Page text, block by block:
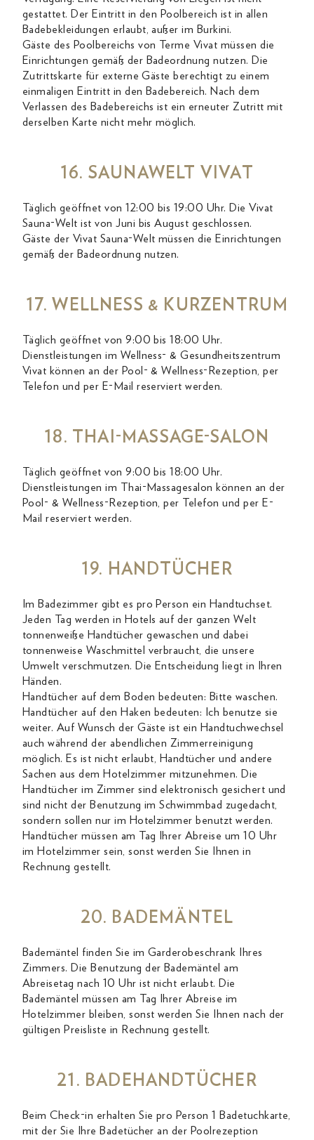
gestattet. Der Eintritt in den Poolbereich ist in allen
Badebekleidungen erlaubt, außer im Burkini.
Gäste des Poolbereichs von Terme Vivat müssen die
Einrichtungen gemäß der Badeordnung nutzen. Die
Zutrittskarte für externe Gäste berechtigt zu einem
einmaligen Eintritt in den Badebereich. Nach dem
Verlassen des Badebereichs ist ein erneuter Zutritt mit
derselben Karte nicht mehr möglich.
16. SAUNAWELT VIVAT
Täglich geöffnet von 12:00 bis 19:00 Uhr. Die Vivat
Sauna-Welt ist von Juni bis August geschlossen.
Gäste der Vivat Sauna-Welt müssen die Einrichtungen
gemäß der Badeordnung nutzen.
17. WELLNESS & KURZENTRUM
Täglich geöffnet von 9:00 bis 18:00 Uhr.
Dienstleistungen im Wellness- & Gesundheitszentrum
Vivat können an der Pool- & Wellness-Rezeption, per
Telefon und per E-Mail reserviert werden.
18. THAI-MASSAGE-SALON
Täglich geöffnet von 9:00 bis 18:00 Uhr.
Dienstleistungen im Thai-Massagesalon können an der
Pool- & Wellness-Rezeption, per Telefon und per E-
Mail reserviert werden.
19. HANDTÜCHER
Im Badezimmer gibt es pro Person ein Handtuchset.
Jeden Tag werden in Hotels auf der ganzen Welt
tonnenweiße Handtücher gewaschen und dabei
tonnenweise Waschmittel verbraucht, die unsere
Umwelt verschmutzen. Die Entscheidung liegt in Ihren
Händen.
Handtücher auf dem Boden bedeuten: Bitte waschen.
Handtücher auf den Haken bedeuten: Ich benutze sie
weiter. Auf Wunsch der Gäste ist ein Handtuchwechsel
auch während der abendlichen Zimmerreinigung
möglich. Es ist nicht erlaubt, Handtücher und andere
Sachen aus dem Hotelzimmer mitzunehmen. Die
Handtücher im Zimmer sind elektronisch gesichert und
sind nicht der Benutzung im Schwimmbad zugedacht,
sondern sollen nur im Hotelzimmer benutzt werden.
Handtücher müssen am Tag Ihrer Abreise um 10 Uhr
im Hotelzimmer sein, sonst werden Sie Ihnen in
Rechnung gestellt.
20. BADEMÄNTEL
Bademäntel finden Sie im Garderobeschrank Ihres
Zimmers. Die Benutzung der Bademäntel am
Abreisetag nach 10 Uhr ist nicht erlaubt. Die
Bademäntel müssen am Tag Ihrer Abreise im
Hotelzimmer bleiben, sonst werden Sie Ihnen nach der
gültigen Preisliste in Rechnung gestellt.
21. BADEHANDTÜCHER
Beim Check-in erhalten Sie pro Person 1 Badetuchkarte,
mit der Sie Ihre Badetücher an der Poolrezeption